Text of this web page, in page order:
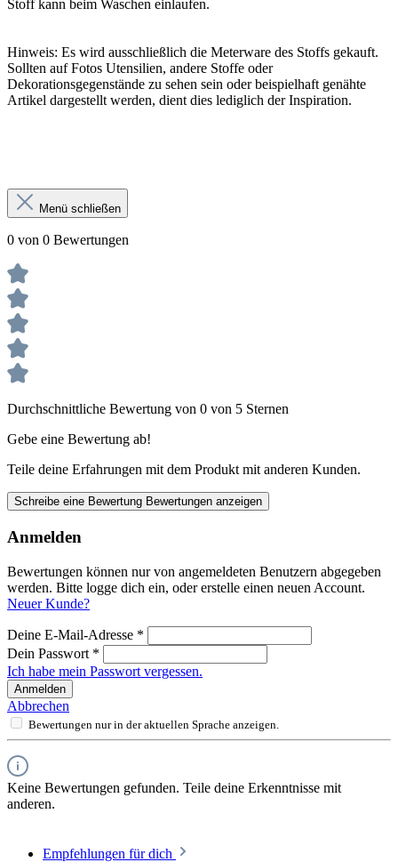
Stoff kann beim Waschen einlaufen.
Hinweis: Es wird ausschließlich die Meterware des Stoffs gekauft.
Sollten auf Fotos Utensilien, andere Stoffe oder
Dekorationsgegenstände zu sehen sein oder beispielhaft genähte
Artikel dargestellt werden, dient dies lediglich der Inspiration.
Menü schließen
0 von 0 Bewertungen
Durchschnittliche Bewertung von 0 von 5 Sternen
Gebe eine Bewertung ab!
Teile deine Erfahrungen mit dem Produkt mit anderen Kunden.
Schreibe eine Bewertung Bewertungen anzeigen
Anmelden
Bewertungen können nur von angemeldeten Benutzern abgegeben
werden. Bitte logge dich ein, oder erstelle einen neuen Account.
Neuer Kunde?
Deine E-Mail-Adresse *
Dein Passwort *
Ich habe mein Passwort vergessen.
Anmelden
Abbrechen
Bewertungen nur in der aktuellen Sprache anzeigen.
Keine Bewertungen gefunden. Teile deine Erkenntnisse mit
anderen.
Empfehlungen für dich